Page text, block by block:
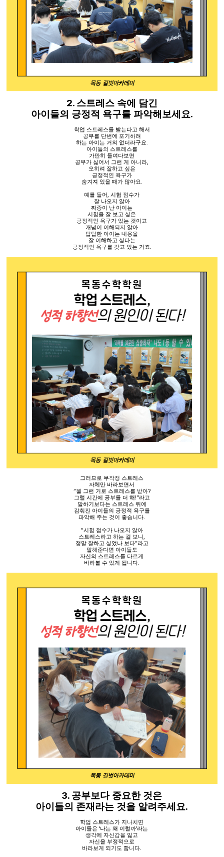
2. 스트레스 속에 담긴
아이들의 긍정적 욕구를 파악해보세요.
학업 스트레스를 받는다고 해서
공부를 단번에 포기하려
하는 아이는 거의 없더라구요.
아이들의 스트레스를
가만히 들여다보면
공부가 싫어서 그런 게 아니라,
오히려 잘하고 싶은
긍정적인 욕구가
숨겨져 있을 때가 많아요.
예를 들어,시험 점수가
잘 나오지 않아
짜증이 난 아이는
시험을 잘 보고 싶은
긍정적인 욕구가 있는 것이고
개념이 이해되지 않아
답답한 아이는 내용을
잘 이해하고 싶다는
긍정적인 욕구를 갖고 있는 거죠.
그러므로 무작정 스트레스
자체만 바라보면서
“뭘 그런 거로 스트레스를 받아?
그럴 시간에 공부를 더 해!”라고
말하기보다는 스트레스 뒤에
감춰진 아이들의 긍정적 욕구를
파악해 주는 것이 좋습니다
“시험 점수가 나오지 않아
스트레스라고 하는 걸 보니
정말 잘하고 싶었나 보다”라고
말해준다면 아이들도
자신의 스트레스를 다르게
바라볼 수 있게 됩니다
3. 공부보다 중요한 것은
아이들의 존재라는 것을 알려주세요.
학업 스트레스가 지나치면
아이들은‘나는 왜 이럴까’라는
생각에 자신감을 잃고
자신을 부정적으로
바라보게 되기도 합니다.